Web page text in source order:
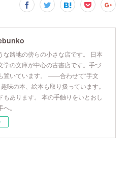
な路地の傍らの小さな店です。 日本
学の文庫が中心の古書店です。手づ
置いています。 ――合わせて“手文
味の本、絵本も取り扱っています。
もあります。 本の手触りをいとおし
。